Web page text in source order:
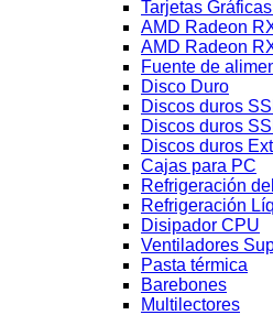
Tarjetas
AMD Radeon
AMD Radeon
Fuente de
Disco Duro
Discos duros
Discos duros
Discos duros
Cajas para PC
Refrigeración
Refrigeración
Disipador CPU
Ventiladores
Pasta térmica
Barebones
Multilectores